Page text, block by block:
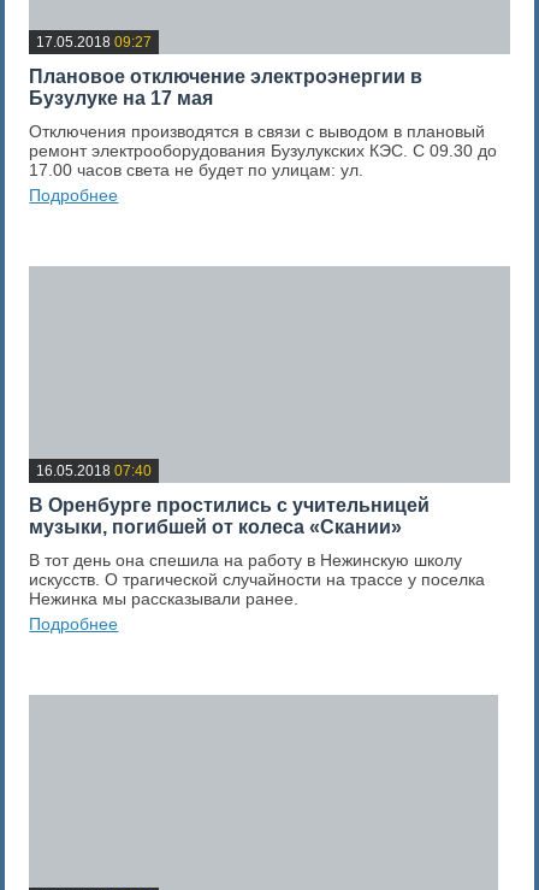
17.05.2018 09:27
Плановое отключение электроэнергии в
Бузулуке на 17 мая
Отключения производятся в связи с выводом в плановый
ремонт электрооборудования Бузулукских КЭС. С 09.30 до
17.00 часов света не будет по улицам: ул.
Подробнее
16.05.2018 07:40
В Оренбурге простились с учительницей
музыки, погибшей от колеса «Скании»
В тот день она спешила на работу в Нежинскую школу
искусств. О трагической случайности на трассе у поселка
Нежинка мы рассказывали ранее.
Подробнее